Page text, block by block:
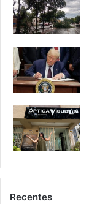
Recentes